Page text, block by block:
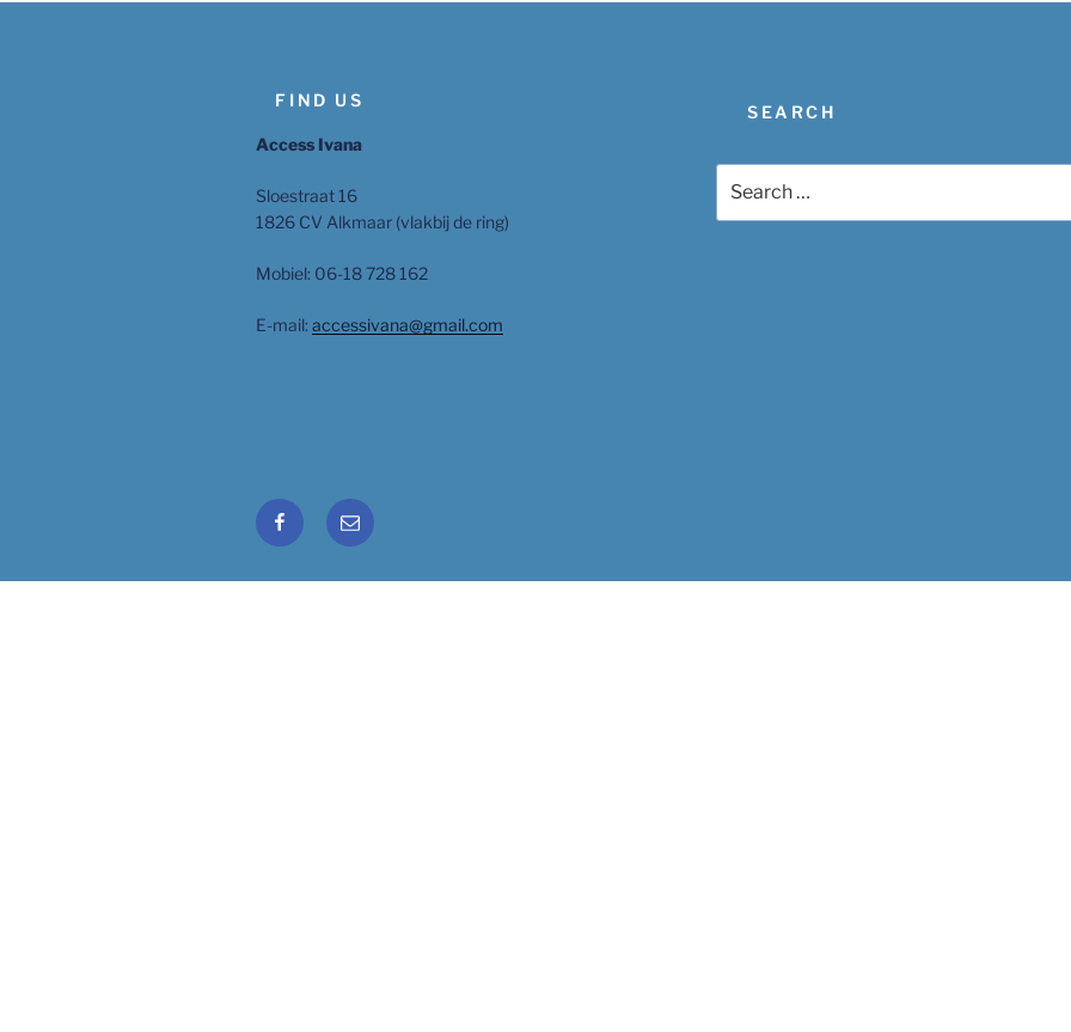
FIND US
Access Ivana
Sloestraat 16
1826 CV Alkmaar (vlakbij de ring)
Mobiel: 06-18 728 162
E-mail: accessivana@gmail.com
SEARCH
for:
FacebookEmail
Ivana